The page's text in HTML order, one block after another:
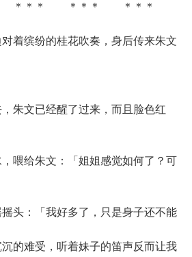
＊＊ ＊＊＊
缤纷的桂花吹奏，身后传来朱文
文已经醒了过来，而且脸色红
给朱文：「姐姐感觉如何了？可
：「我好多了，只是身子还不能
的难受，听着妹子的笛声反而让我